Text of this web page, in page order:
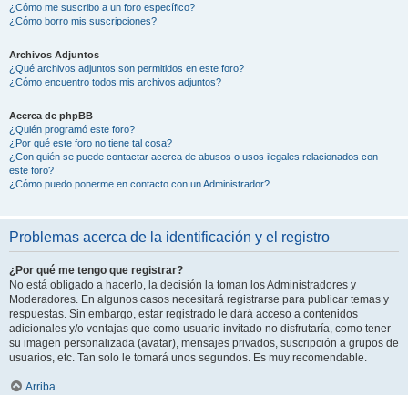
¿Cómo me suscribo a un foro específico?
¿Cómo borro mis suscripciones?
Archivos Adjuntos
¿Qué archivos adjuntos son permitidos en este foro?
¿Cómo encuentro todos mis archivos adjuntos?
Acerca de phpBB
¿Quién programó este foro?
¿Por qué este foro no tiene tal cosa?
¿Con quién se puede contactar acerca de abusos o usos ilegales relacionados con
este foro?
¿Cómo puedo ponerme en contacto con un Administrador?
Problemas acerca de la identificación y el registro
¿Por qué me tengo que registrar?
No está obligado a hacerlo, la decisión la toman los Administradores y
Moderadores. En algunos casos necesitará registrarse para publicar temas y
respuestas. Sin embargo, estar registrado le dará acceso a contenidos
adicionales y/o ventajas que como usuario invitado no disfrutaría, como tener
su imagen personalizada (avatar), mensajes privados, suscripción a grupos de
usuarios, etc. Tan solo le tomará unos segundos. Es muy recomendable.
Arriba